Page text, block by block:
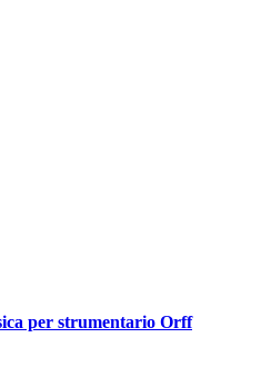
per strumentario Orff